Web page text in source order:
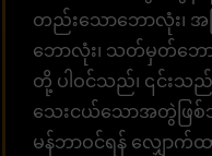
တည်းသောဘောလုံး၊ အ
ဘောလုံး၊ သတ်မှတ်ဘေ
တို့ ပါဝင်သည်၊ ၎င်းသ
သေးငယ်သောအတွဲဖြစ်သ
မန်ဘာဝင်ရန် လျှောက်ထ